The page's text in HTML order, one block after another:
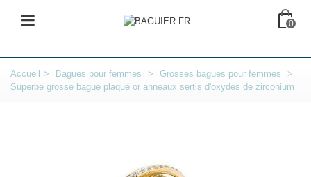
0
Accueil > Bagues pour femmes > Grosses bagues pour femmes
>
Superbe grosse bague plaqué or anneaux sertis d'oxydes de zirconium